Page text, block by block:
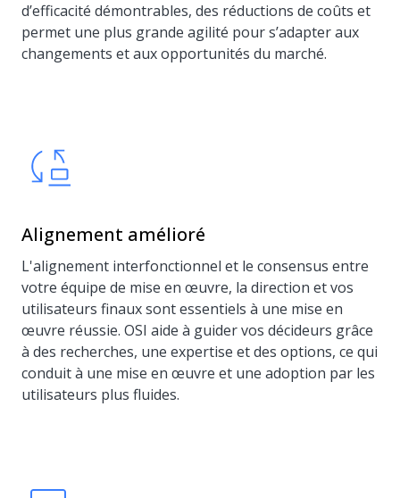
d’efficacité démontrables, des réductions de coûts et
permet une plus grande agilité pour s’adapter aux
changements et aux opportunités du marché.
Alignement amélioré
L'alignement interfonctionnel et le consensus entre
votre équipe de mise en œuvre, la direction et vos
utilisateurs finaux sont essentiels à une mise en
œuvre réussie. OSI aide à guider vos décideurs grâce
à des recherches, une expertise et des options, ce qui
conduit à une mise en œuvre et une adoption par les
utilisateurs plus fluides.